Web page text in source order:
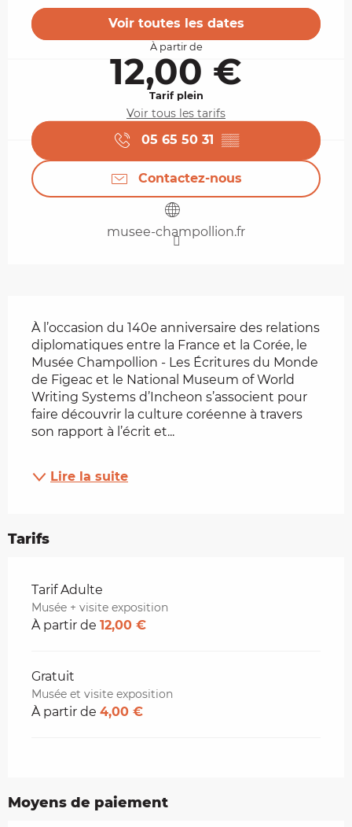
Voir toutes les dates
À partir de
12,00 €
Tarif plein
Voir tous les tarifs
05 65 50 31 ▒▒
Contactez-nous
musee-champollion.fr
À l’occasion du 140e anniversaire des relations
diplomatiques entre la France et la Corée, le
Musée Champollion - Les Écritures du Monde
de Figeac et le National Museum of World
Writing Systems d’Incheon s’associent pour
faire découvrir la culture coréenne à travers
son rapport à l’écrit et...
Lire la suite
Tarifs
Tarifs 2026
Tarif Adulte
Musée + visite exposition
À partir de 12,00 €
Gratuit
Musée et visite exposition
À partir de 4,00 €
Moyens de paiement